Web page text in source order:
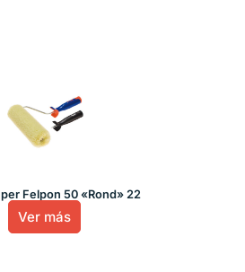
Felpon 50 «Rond» 22
Ver más